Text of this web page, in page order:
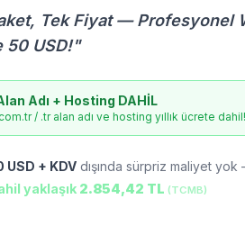
Tek Fiyat — Profesyonel
50 USD!"
Adı + Hosting DAHİL
/ .tr alan adı ve hosting yıllık ücrete dahil!
USD + KDV dışında sürpriz maliyet
yaklaşık 2.854,42 TL (TCMB)